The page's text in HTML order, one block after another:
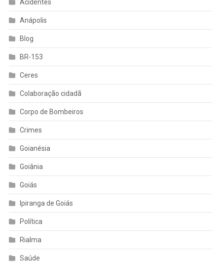
Acidentes
Anápolis
Blog
BR-153
Ceres
Colaboração cidadã
Corpo de Bombeiros
Crimes
Goianésia
Goiânia
Goiás
Ipiranga de Goiás
Política
Rialma
Saúde